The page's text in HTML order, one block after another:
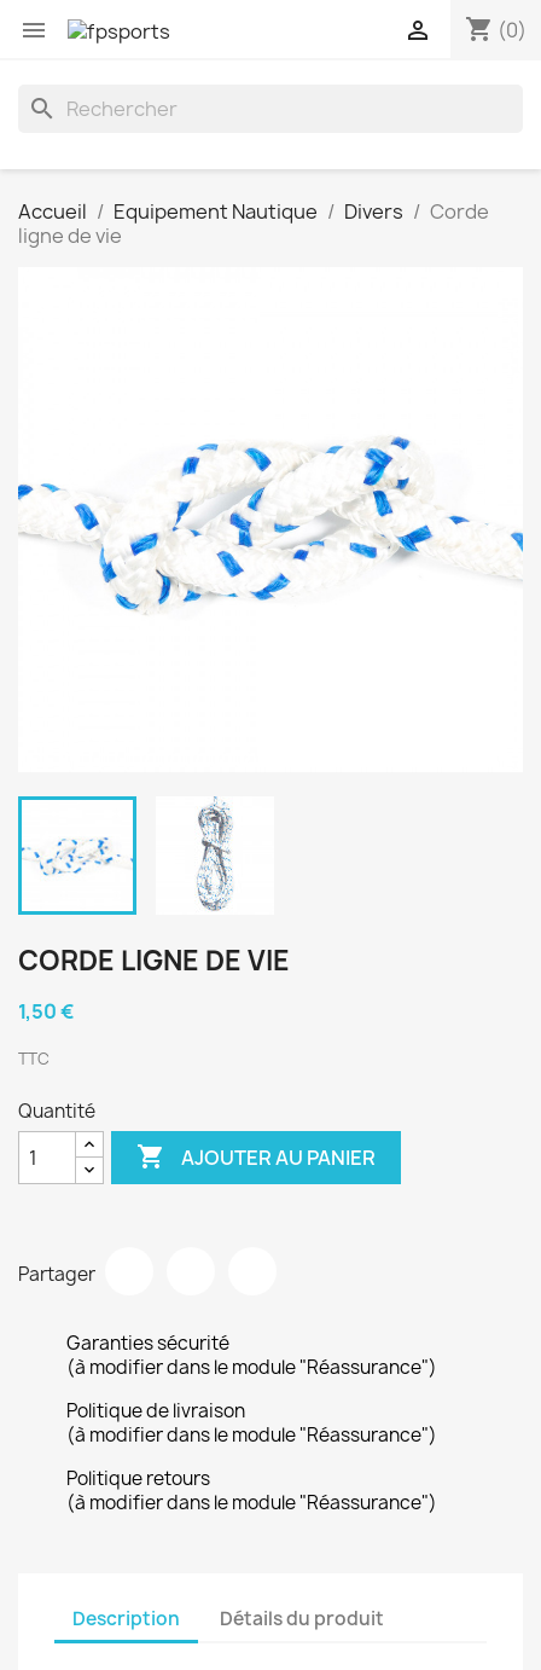
 shopping_cart (0)

search
Accueil Equipement Nautique Divers
Corde
ligne de vie
CORDE LIGNE DE VIE
1,50 €
TTC
Quantité
 AJOUTER AU PANIER
Partager
Garanties sécurité
(à modifier dans le module "Réassurance")
Politique de livraison
(à modifier dans le module "Réassurance")
Politique retours
(à modifier dans le module "Réassurance")
Description Détails du produit